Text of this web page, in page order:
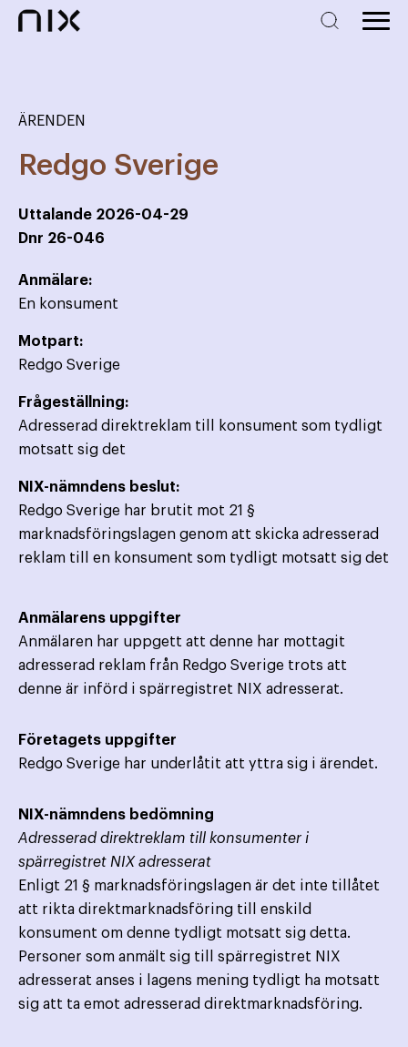
ÄRENDEN
Redgo Sverige
Uttalande 2026-04-29
Dnr 26-046
Anmälare:
En konsument
Motpart:
Redgo Sverige
Frågeställning:
Adresserad direktreklam till konsument som tydligt
motsatt sig det
NIX-nämndens beslut:
Redgo Sverige har brutit mot 21 §
marknadsföringslagen genom att skicka adresserad
reklam till en konsument som tydligt motsatt sig det
Anmälarens uppgifter
Anmälaren har uppgett att denne har mottagit
adresserad reklam från Redgo Sverige trots att
denne är införd i spärregistret NIX adresserat.
Företagets uppgifter
Redgo Sverige har underlåtit att yttra sig i ärendet.
NIX-nämndens bedömning
Adresserad direktreklam till konsumenter i
spärregistret NIX adresserat
Enligt 21 § marknadsföringslagen är det inte tillåtet
att rikta direktmarknadsföring till enskild
konsument om denne tydligt motsatt sig detta.
Personer som anmält sig till spärregistret NIX
adresserat anses i lagens mening tydligt ha motsatt
sig att ta emot adresserad direktmarknadsföring.